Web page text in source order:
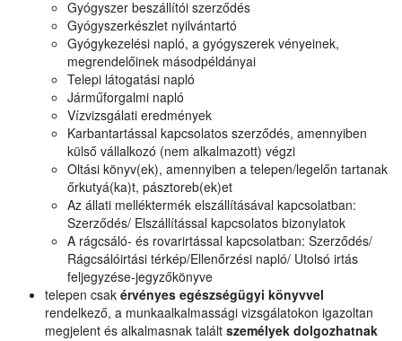
Gyógyszer beszállítói szerződés
Gyógyszerkészlet nyilvántartó
Gyógykezelési napló, a gyógyszerek vényeinek,
megrendelőinek másodpéldányai
Telepi látogatási napló
Járműforgalmi napló
Vízvizsgálati eredmények
Karbantartással kapcsolatos szerződés, amennyiben
külső vállalkozó (nem alkalmazott) végzi
Oltási könyv(ek), amennyiben a telepen/legelőn tartanak
őrkutyá(ka)t, pásztoreb(ek)et
Az állati melléktermék elszállításával kapcsolatban:
Szerződés/ Elszállítással kapcsolatos bizonylatok
A rágcsáló- és rovarirtással kapcsolatban: Szerződés/
Rágcsálóirtási térkép/Ellenőrzési napló/ Utolsó irtás
feljegyzése-jegyzőkönyve
telepen csak érvényes egészségügyi könyvvel
rendelkező, a munkaalkalmassági vizsgálatokon igazoltan
megjelent és alkalmasnak talált személyek dolgozhatnak